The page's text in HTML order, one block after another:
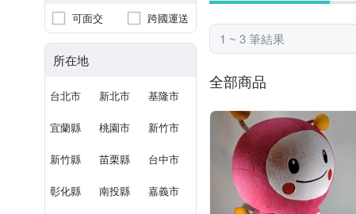
可面交 跨國運送
所在地
台北市 新北市 基隆市
宜蘭縣 桃園市 新竹市
新竹縣 苗栗縣 台中市
彰化縣 南投縣 嘉義市
1 ~ 3 筆結果
全部商品